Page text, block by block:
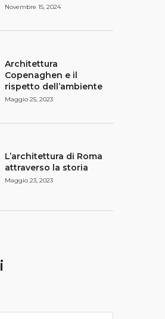
Novembre 15, 2024
Architettura
Copenaghen e il
rispetto dell’ambiente
Maggio 25, 2023
L’architettura di Roma
attraverso la storia
Maggio 23, 2023